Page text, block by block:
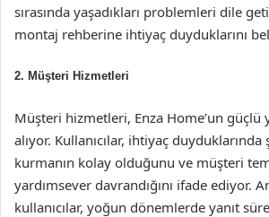
sırasında yaşadıkları problemleri dile
montaj rehberine ihtiyaç duyduklarını
2. Müşteri Hizmetleri
Müşteri hizmetleri, Enza Home’un güçlü
alıyor. Kullanıcılar, ihtiyaç
kurmanın kolay olduğunu ve müşteri
yardımsever davrandığını ifade ediyor.
kullanıcılar, yoğun dönemlerde yanıt